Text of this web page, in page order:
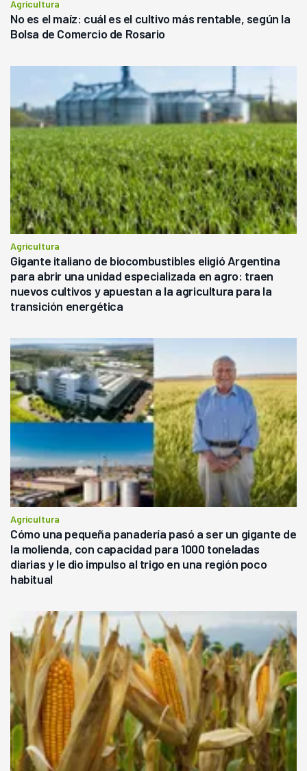
Agricultura
No es el maíz: cuál es el cultivo más rentable, según la
Bolsa de Comercio de Rosario
Agricultura
Gigante italiano de biocombustibles eligió Argentina
para abrir una unidad especializada en agro: traen
nuevos cultivos y apuestan a la agricultura para la
transición energética
Agricultura
Cómo una pequeña panadería pasó a ser un gigante de
la molienda, con capacidad para 1000 toneladas
diarias y le dio impulso al trigo en una región poco
habitual